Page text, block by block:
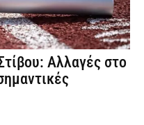
Αλλαγές στο